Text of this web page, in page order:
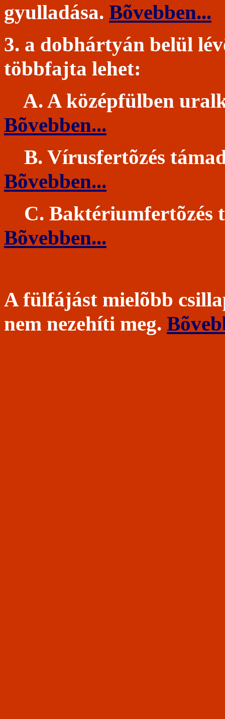
gyulladása. Bõvebben...
3. a dobhártyán belül
többfajta lehet:
A. A középfülben
Bõvebben...
B. Vírusfertõzés
Bõvebben...
C. Baktériumfertõzés
Bõvebben...
A fülfájást mielõbb
nem nezehíti meg.